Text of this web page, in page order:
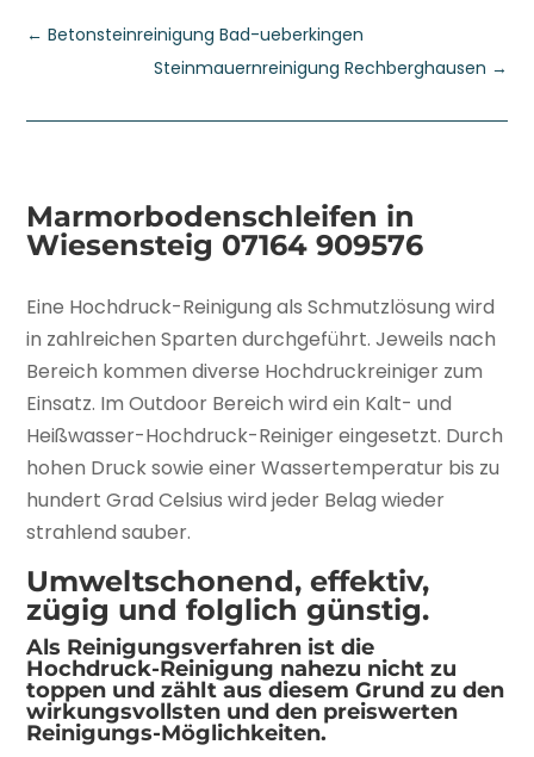
←Betonsteinreinigung Bad-ueberkingen
Steinmauernreinigung Rechberghausen →
Marmorbodenschleifen in
Wiesensteig 07164 909576
Eine Hochdruck-Reinigung als Schmutzlösung wird
in zahlreichen Sparten durchgeführt. Jeweils nach
Bereich kommen diverse Hochdruckreiniger zum
Einsatz. Im Outdoor Bereich wird ein Kalt- und
Heißwasser-Hochdruck-Reiniger eingesetzt. Durch
hohen Druck sowie einer Wassertemperatur bis zu
hundert Grad Celsius wird jeder Belag wieder
strahlend sauber.
Umweltschonend, effektiv,
zügig und folglich günstig.
Als Reinigungsverfahren ist die
Hochdruck-Reinigung nahezu nicht zu
toppen und zählt aus diesem Grund zu den
wirkungsvollsten und den preiswerten
Reinigungs-Möglichkeiten.